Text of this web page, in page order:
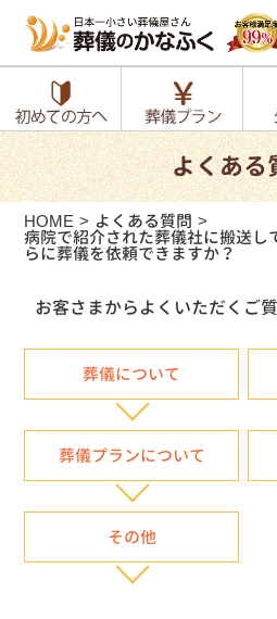
よくある
HOME よくある質問
病院で紹介された葬儀社に搬送し
らに葬儀を依頼できますか？
お客さまからよくいただくご
葬儀について
葬儀プランについて
その他